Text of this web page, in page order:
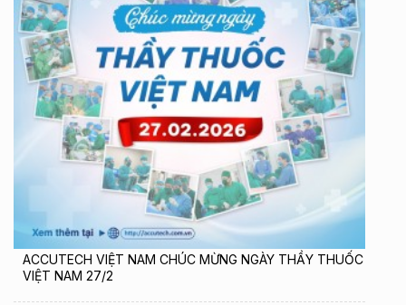
ACCUTECH VIỆT NAM CHÚC MỪNG NGÀY THẦY THUỐC
VIỆT NAM 27/2